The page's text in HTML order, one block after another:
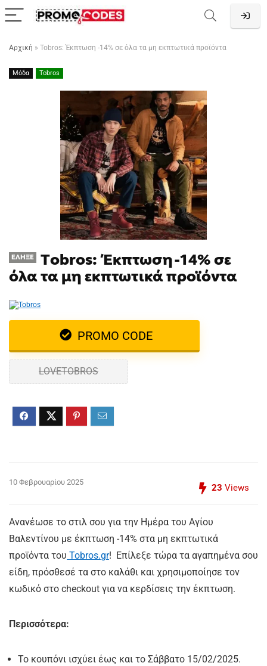
Αρχική » Tobros: Έκπτωση -14% σε όλα τα μη εκπτωτικά προϊόντα
Μόδα Tobros
ΈΛΗΞΕ
Tobros: Έκπτωση -14% σε
όλα τα μη εκπτωτικά προϊόντα
PROMO CODE
LOVETOBROS
10 Φεβρουαρίου 2025
23 Views
Ανανέωσε το στιλ σου για την Ημέρα του Αγίου
Βαλεντίνου με έκπτωση -14% στα μη εκπτωτικά
προϊόντα του Tobros.gr! Επίλεξε τώρα τα αγαπημένα σου
είδη, πρόσθεσέ τα στο καλάθι και χρησιμοποίησε τον
κωδικό στο checkout για να κερδίσεις την έκπτωση.
Περισσότερα:
Το κουπόνι ισχύει έως και το Σάββατο 15/02/2025.